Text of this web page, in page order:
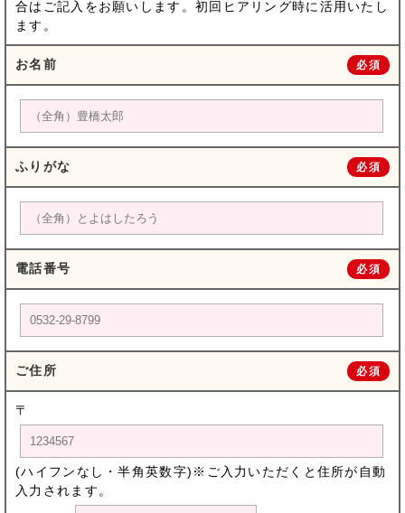
合はご記入をお願いします。初回ヒアリング時に活用いたし
ます。
お名前 必須
ふりがな 必須
電話番号 必須
ご住所 必須
〒
(ハイフンなし・半角英数字)※ご入力いただくと住所が自動
入力されます。